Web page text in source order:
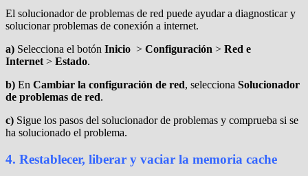
El solucionador de problemas de red puede ayudar a diagnosticar y
solucionar problemas de conexión a internet.
a) Selecciona el botón Inicio > Configuración > Red e
Internet > Estado.
b) En Cambiar la configuración de red, selecciona Solucionador
de problemas de red.
c) Sigue los pasos del solucionador de problemas y comprueba si se
ha solucionado el problema.
4. Restablecer, liberar y vaciar la memoria cache